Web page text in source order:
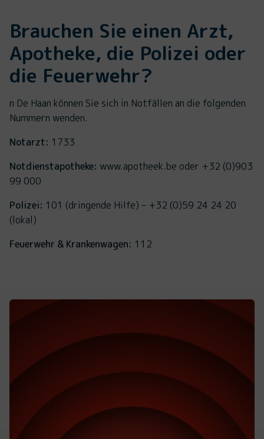
Brauchen Sie einen Arzt,
Apotheke, die Polizei oder
die Feuerwehr?
n De Haan können Sie sich in Notfällen an die folgenden
Nummern wenden.
Notarzt: 1733
Notdienstapotheke: www.apotheek.be oder +32 (0)903
99 000
Polizei: 101 (dringende Hilfe) – +32 (0)59 24 24 20
(lokal)
Feuerwehr & Krankenwagen: 112